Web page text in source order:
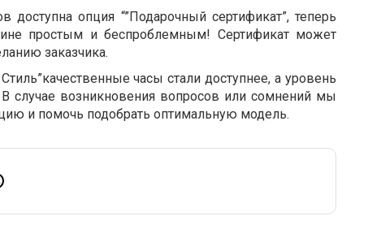
опция “”Подарочный сертификат”, теперь
простым и беспроблемным! Сертификат может
заказчика.
часы стали доступнее, а уровень
случае возникновения вопросов или сомнений мы
и помочь подобрать оптимальную модель.